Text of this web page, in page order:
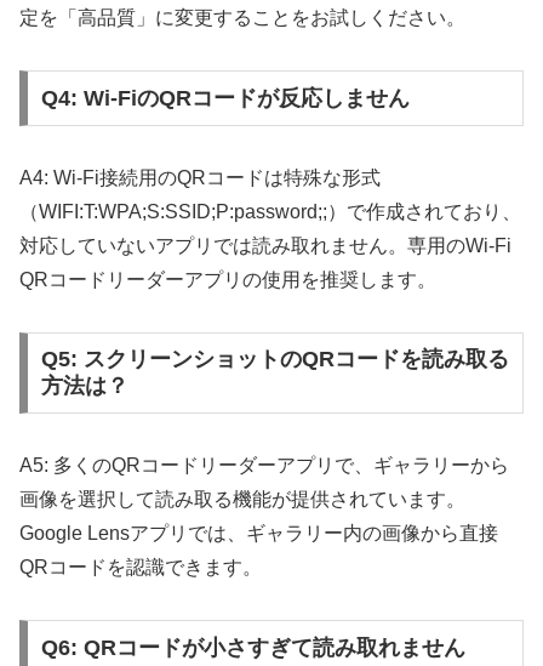
定を「高品質」に変更することをお試しください。
Q4: Wi-FiのQRコードが反応しません
A4: Wi-Fi接続用のQRコードは特殊な形式
（WIFI:T:WPA;S:SSID;P:password;;）で作成されており、
対応していないアプリでは読み取れません。専用のWi-Fi
QRコードリーダーアプリの使用を推奨します。
Q5: スクリーンショットのQRコードを読み取る
方法は？
A5: 多くのQRコードリーダーアプリで、ギャラリーから
画像を選択して読み取る機能が提供されています。
Google Lensアプリでは、ギャラリー内の画像から直接
QRコードを認識できます。
Q6: QRコードが小さすぎて読み取れません